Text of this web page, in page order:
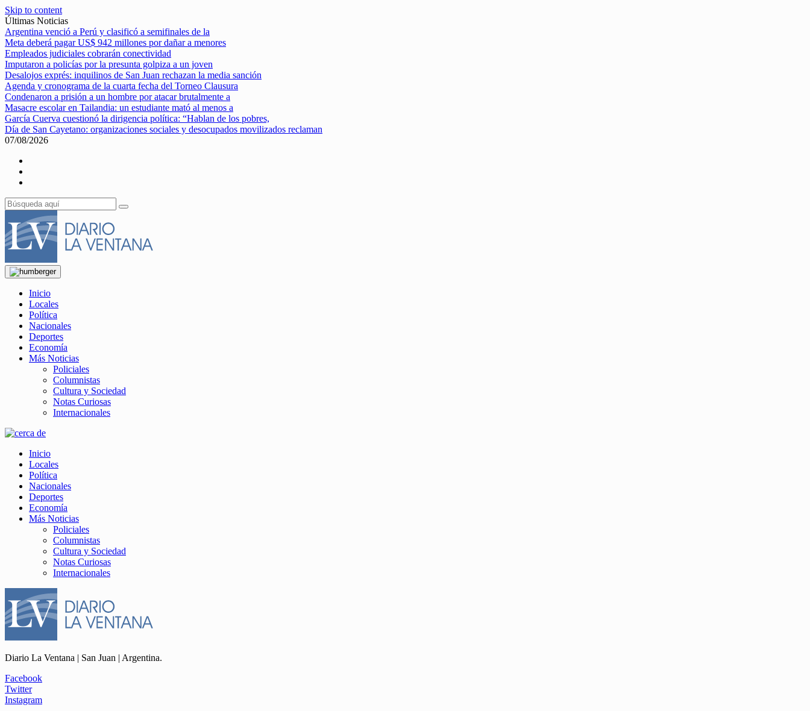
Skip to content
Últimas Noticias
Argentina venció a Perú y clasificó a semifinales de la
Meta deberá pagar US$ 942 millones por dañar a menores
Empleados judiciales cobrarán conectividad
Imputaron a policías por la presunta golpiza a un joven
Desalojos exprés: inquilinos de San Juan rechazan la media sanción
Agenda y cronograma de la cuarta fecha del Torneo Clausura
Condenaron a prisión a un hombre por atacar brutalmente a
Masacre escolar en Tailandia: un estudiante mató al menos a
García Cuerva cuestionó la dirigencia política: “Hablan de los pobres,
Día de San Cayetano: organizaciones sociales y desocupados movilizados reclaman
07/08/2026
Inicio
Locales
Política
Nacionales
Deportes
Economía
Más Noticias
Policiales
Columnistas
Cultura y Sociedad
Notas Curiosas
Internacionales
Inicio
Locales
Política
Nacionales
Deportes
Economía
Más Noticias
Policiales
Columnistas
Cultura y Sociedad
Notas Curiosas
Internacionales
Diario La Ventana | San Juan | Argentina.
Facebook
Twitter
Instagram